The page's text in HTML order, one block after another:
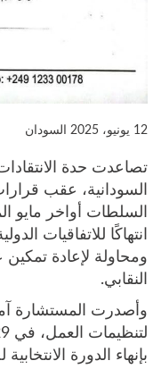
12 يونيو، 2025 السودان
تصاعدت حدة
السودانية، عقب
السلطات أواخر مايو
انتهاكًا للاتفاقيات
ومحاولة لإعادة
النقابي.
وأصدرت المستشارة
بإنهاء الدورة